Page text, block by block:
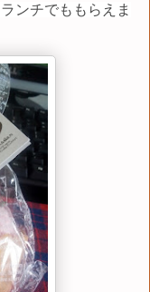
ンチでももらえま